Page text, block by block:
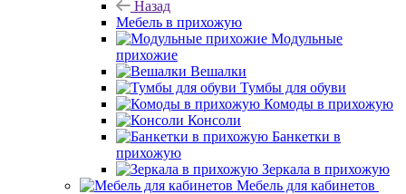
Назад
Мебель в прихожую
Модульные
прихожие
Вешалки
Тумбы для обуви
Комоды в прихожую
Консоли
Банкетки в
прихожую
Зеркала в прихожую
Мебель для кабинетов